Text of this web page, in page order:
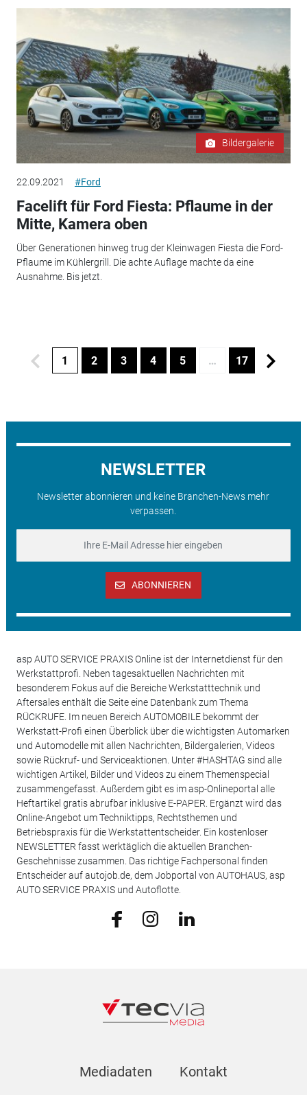
Bildergalerie
22.09.2021 #Ford
Facelift für Ford Fiesta: Pflaume in der
Mitte, Kamera oben
Über Generationen hinweg trug der Kleinwagen Fiesta die Ford-
Pflaume im Kühlergrill. Die achte Auflage machte da eine
Ausnahme. Bis jetzt.
1 2 3 4 5 … 17
NEWSLETTER
Newsletter abonnieren und keine Branchen-News mehr
verpassen.
ABONNIEREN
asp AUTO SERVICE PRAXIS Online ist der Internetdienst für den
Werkstattprofi. Neben tagesaktuellen Nachrichten mit
besonderem Fokus auf die Bereiche Werkstatttechnik und
Aftersales enthält die Seite eine Datenbank zum Thema
RÜCKRUFE. Im neuen Bereich AUTOMOBILE bekommt der
Werkstatt-Profi einen Überblick über die wichtigsten Automarken
und Automodelle mit allen Nachrichten, Bildergalerien, Videos
sowie Rückruf- und Serviceaktionen. Unter #HASHTAG sind alle
wichtigen Artikel, Bilder und Videos zu einem Themenspecial
zusammengefasst. Außerdem gibt es im asp-Onlineportal alle
Heftartikel gratis abrufbar inklusive E-PAPER. Ergänzt wird das
Online-Angebot um Techniktipps, Rechtsthemen und
Betriebspraxis für die Werkstattentscheider. Ein kostenloser
NEWSLETTER fasst werktäglich die aktuellen Branchen-
Geschehnisse zusammen. Das richtige Fachpersonal finden
Entscheider auf autojob.de, dem Jobportal von AUTOHAUS, asp
AUTO SERVICE PRAXIS und Autoflotte.
Mediadaten Kontakt